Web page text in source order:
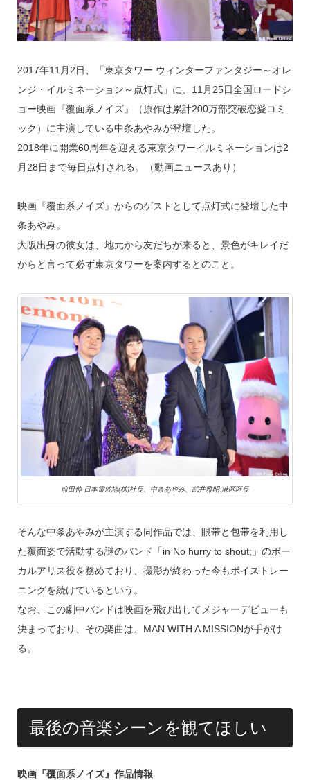
2017年11月2日、「東京タワー ウィンターファンタジー～オレ
ンジ・イルミネーション～点灯式」に、11月25日全国ロードシ
ョー映画『覆面系ノイズ』（原作は累計200万部突破恋愛コミ
ック）に主演している中条あやみが登壇した。
2018年に開業60周年を迎える東京タワーイルミネーションは2
月28日まで毎日点灯される。（動画ニュースあり）
映画『覆面系ノイズ』からのゲストとして点灯式に登壇した中
条あやみ。
大阪出身の彼女は、地元から友だちが来ると、景色がキレイだ
からと言って必ず東京タワーを案内するとのこと。
前田伸 日本電波塔(株)社長、中条あやみ、武井雅昭 港区区長
そんな中条あやみが主演する同作品では、眼帯と包帯を利用し
た覆面姿で活動する謎のバンド「in No hurry to shout;」のボー
カルアリス役を務めており、撮影が終わった今もボイストレー
ニングを続けているという。
なお、この劇中バンドは映画を飛び出してメジャーデビューも
決まっており、その楽曲は、MAN WITH A MISSIONが手がけ
る。
最後の音楽シーンを観てほしい
映画『覆面系ノイズ』作品情報